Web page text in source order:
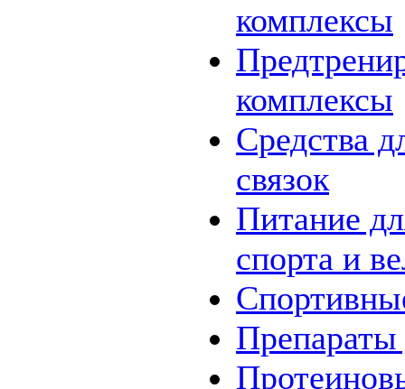
комплексы
комплексы
Средства
связок
Питание
спорта и
Препараты